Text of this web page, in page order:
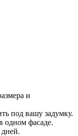
и
под вашу задумку.
одном фасаде.
дней.